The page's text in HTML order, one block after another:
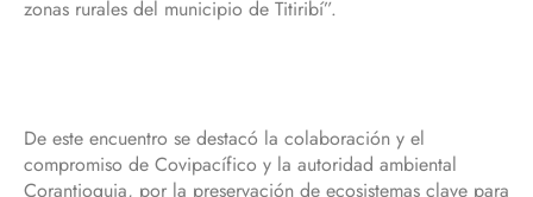
zonas rurales del municipio de Titiribí”.
De este encuentro se destacó la colaboración y el
compromiso de Covipacífico y la autoridad ambiental
Corantioquia, por la preservación de ecosistemas clave para